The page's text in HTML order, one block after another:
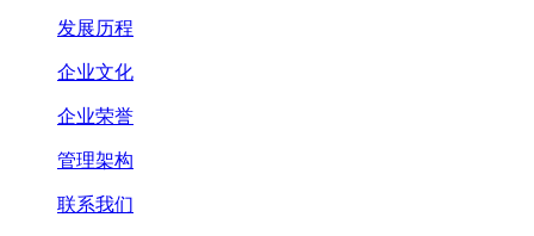
发展历程
企业文化
企业荣誉
管理架构
联系我们